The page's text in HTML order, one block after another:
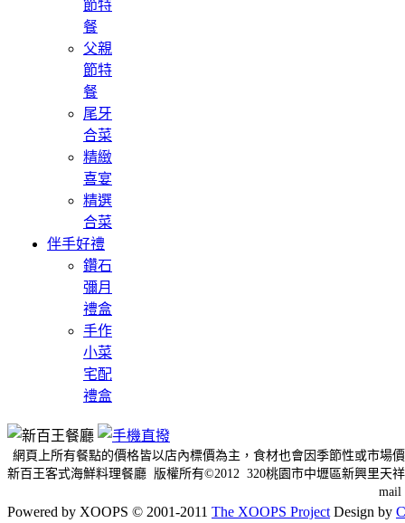
節特
餐
父親
節特
餐
尾牙
合菜
精緻
喜宴
精選
合菜
伴手好禮
鑽石
彌月
禮盒
手作
小菜
宅配
禮盒
網頁上所有餐點的價格皆以店內標價為主，食材也會因季節性或市場
新百王客式海鮮料理餐廳 版權所有©2012 320桃園市中壢區新興里
mail
Powered by XOOPS © 2001-2011 The XOOPS Project Design by